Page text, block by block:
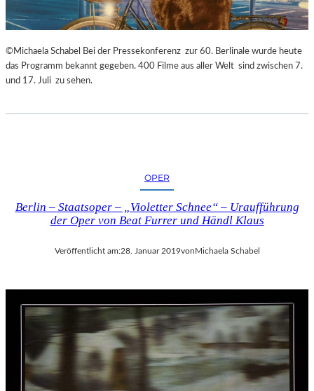
©Michaela Schabel Bei der Pressekonferenz zur 60. Berlinale wurde heute
das Programm bekannt gegeben. 400 Filme aus aller Welt sind zwischen 7.
und 17. Juli zu sehen.
OPER
Berlin – Staatsoper – „Violetter Schnee“ – Uraufführung
der Oper von Beat Furrer und Händl Klaus
Veröffentlicht am:28. Januar 2019von Michaela Schabel